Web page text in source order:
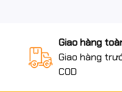
Giao hàng
Giao hàng
COD